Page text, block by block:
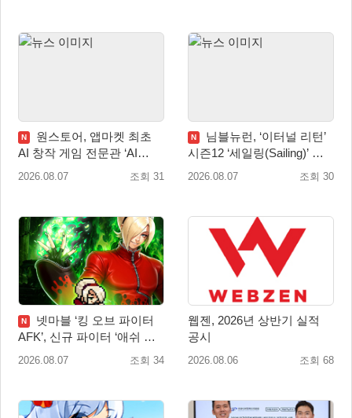
N
원스토어, 앱마켓 최초
AI 창작 게임 전문관 ‘AI
Games’ 오픈
2026.08.07 조회 31
N
님블뉴런, ‘이터널 리턴’
시즌12 ‘세일링(Sailing)’ 프
리시즌 시작
2026.08.07 조회 30
N
넷마블 ‘킹 오브 파이터
AFK’, 신규 파이터 ‘애쉬 크
림존’ 업데이트
2026.08.07 조회 34
웹젠, 2026년 상반기 실적
공시
2026.08.06 조회 68